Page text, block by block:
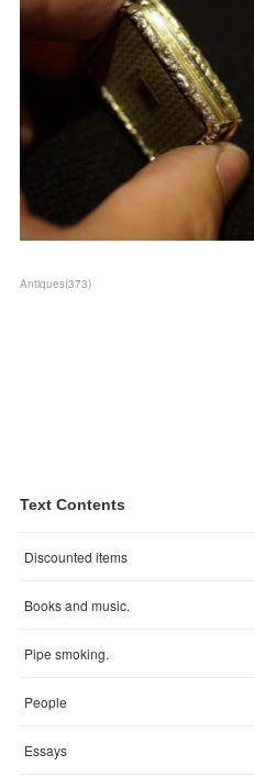
Antiques(373)
Text Contents
Discounted items
Books and music.
Pipe smoking.
People
Essays